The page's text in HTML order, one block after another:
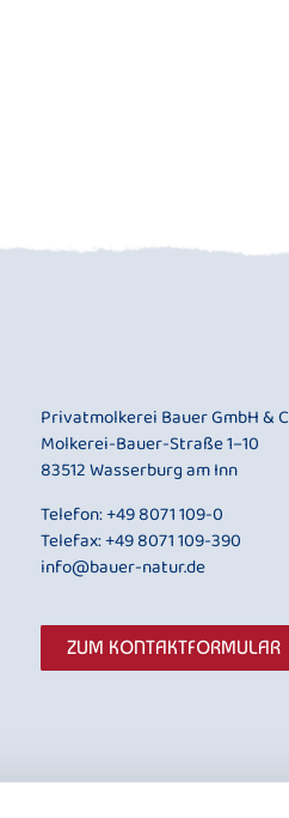
Privatmolkerei Bauer GmbH &
Molkerei-Bauer-Straße 1–10
83512 Wasserburg am Inn
Telefon:+49 8071 109-0
Telefax: +49 8071 109-390
info@bauer-natur.de
ZUM KONTAKTFORMULAR